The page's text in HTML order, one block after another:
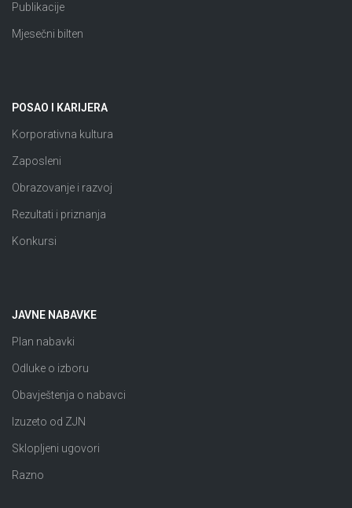
Publikacije
Mjesečni bilten
POSAO I KARIJERA
Korporativna kultura
Zaposleni
Obrazovanje i razvoj
Rezultati i priznanja
Konkursi
JAVNE NABAVKE
Plan nabavki
Odluke o izboru
Obavještenja o nabavci
Izuzeto od ZJN
Sklopljeni ugovori
Razno